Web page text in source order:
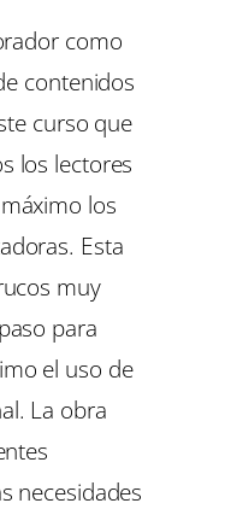
como
contenidos
curso que
los lectores
los
Esta
muy
para
el uso de
La obra
necesidades